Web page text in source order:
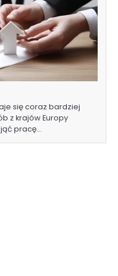
się coraz bardziej
z krajów Europy
pracę…